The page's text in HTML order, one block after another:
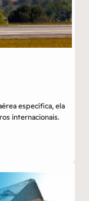
específica, ela
internacionais.